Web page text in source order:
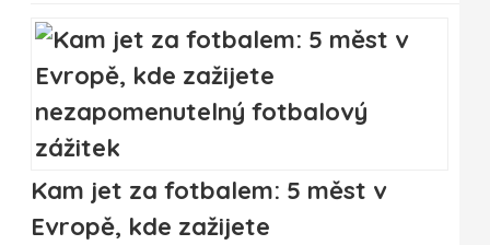
Kam jet za fotbalem: 5 měst v
Evropě, kde zažijete